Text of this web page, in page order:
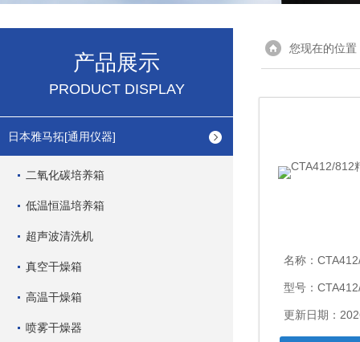
产品展示
PRODUCT DISPLAY
日本雅马拓[通用仪器]
二氧化碳培养箱
低温恒温培养箱
超声波清洗机
真空干燥箱
高温干燥箱
喷雾干燥器
您现在的位置
名称： CTA412/
型号：
更新日期：